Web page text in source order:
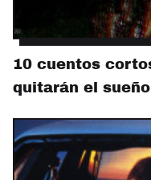
10 cuentos
quitarán el sueño